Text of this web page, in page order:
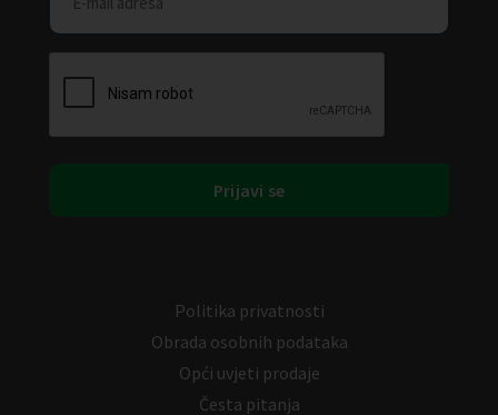
Politika privatnosti
Obrada osobnih podataka
Opći uvjeti prodaje
Česta pitanja